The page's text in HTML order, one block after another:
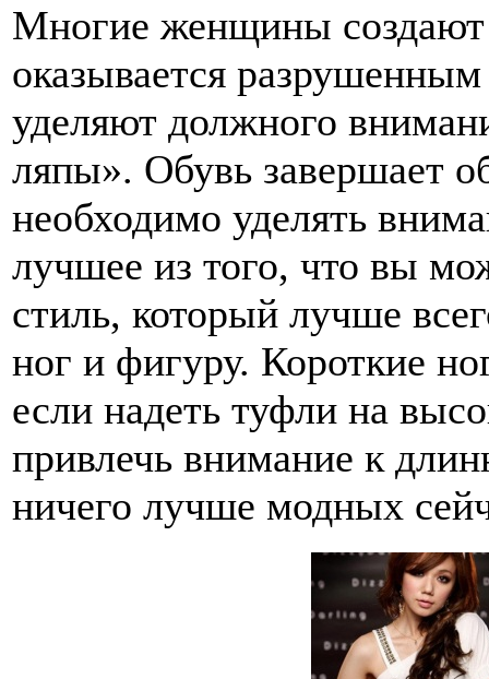
Многие женщины
оказывается
уделяют должного
ляпы». Обувь завершает
необходимо уделять
лучшее из того, что вы
стиль, который лучше
ног и фигуру. Короткие
если надеть туфли на
привлечь внимание к
ничего лучше модных